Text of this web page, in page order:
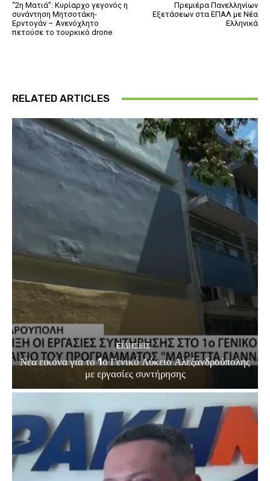
“2η Ματιά”: Κυρίαρχο γεγονός η
συνάντηση Μητσοτάκη-
Ερντογάν – Ανενόχλητο
πετούσε το τουρκικό drone
Πρεμιέρα Πανελληνίων
Εξετάσεων στα ΕΠΑΛ με Νέα
Ελληνικά
RELATED ARTICLES
EΙΔΗΣΕΙΣ
Νέα εικόνα για το 1ο Γενικό Λύκειο Αλεξανδρούπολης
με εργασίες συντήρησης